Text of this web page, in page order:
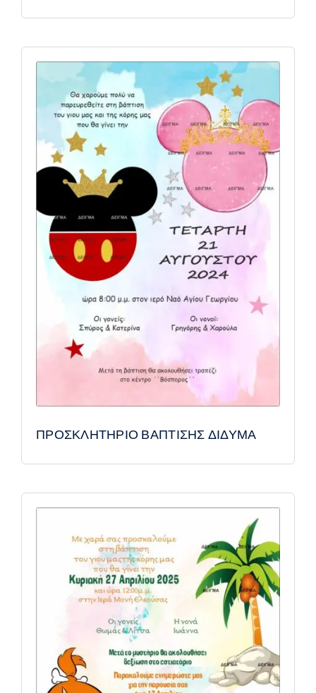
ΠΡΟΣΚΛΗΤΗΡΙΟ ΒΑΠΤΙΣΗΣ ΔΙΔΥΜΑ